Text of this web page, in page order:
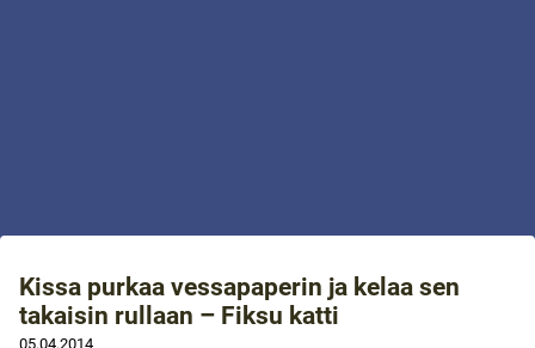
Kissa purkaa vessapaperin ja kelaa sen
takaisin rullaan – Fiksu katti
05.04.2014